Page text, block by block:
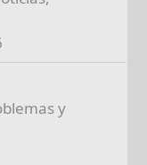
y